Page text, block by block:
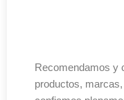
Recomendamos y
productos,